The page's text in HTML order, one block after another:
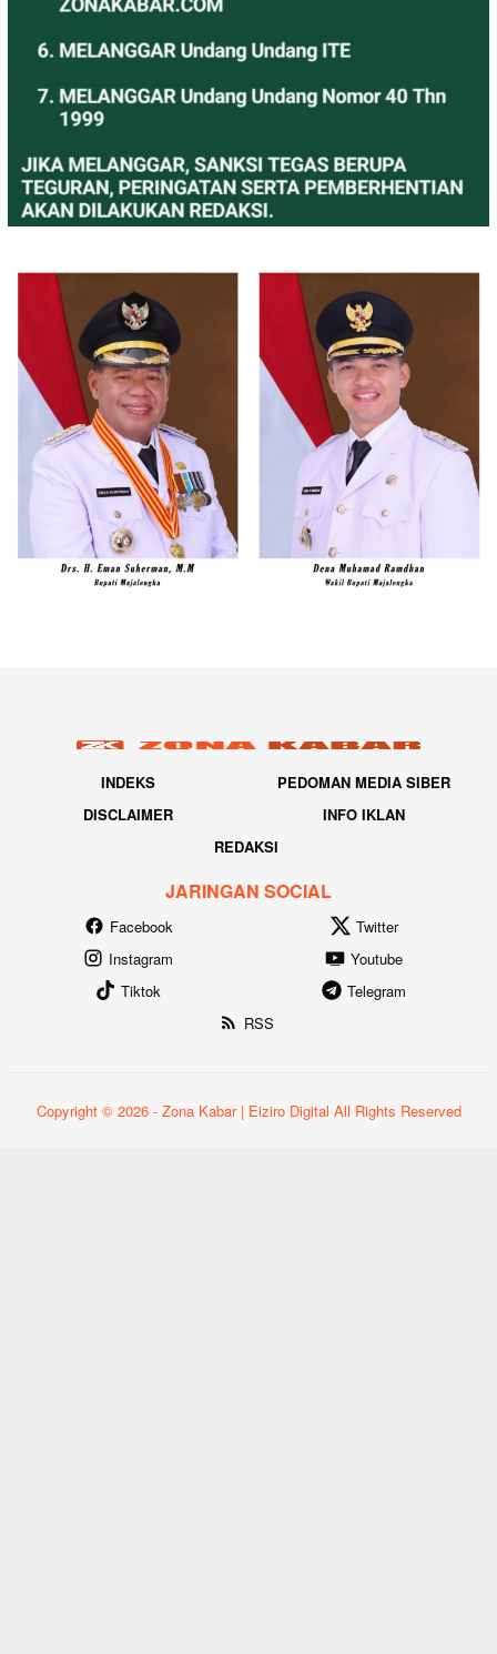
INDEKS
PEDOMAN MEDIA SIBER
DISCLAIMER
INFO IKLAN
REDAKSI
JARINGAN SOCIAL
Facebook
Twitter
Instagram
Youtube
Tiktok
Telegram
RSS
Copyright © 2026 - Zona Kabar | Eiziro Digital All Rights Reserved